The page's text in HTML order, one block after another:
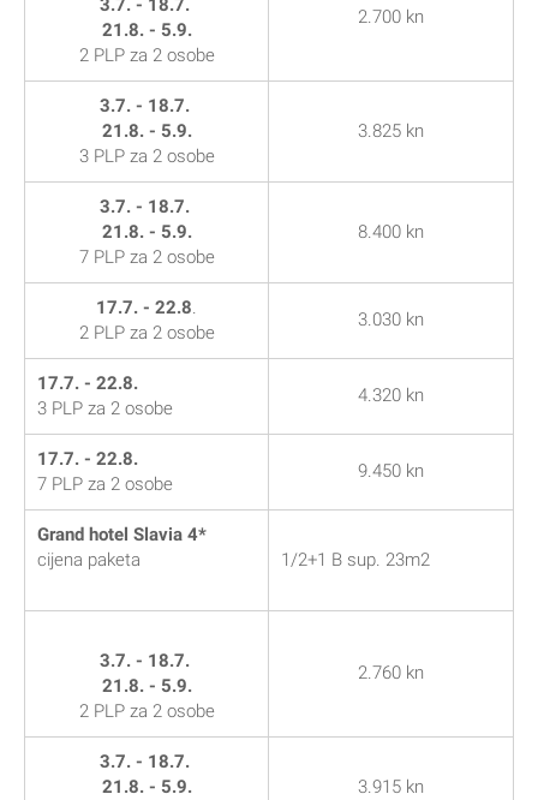
3.7. - 18.7.
21.8. - 5.9.
2 PLP za 2 osobe
2.700 kn
3.7. - 18.7.
21.8. - 5.9.
3 PLP za 2 osobe
3.825 kn
3.7. - 18.7.
21.8. - 5.9.
7 PLP za 2 osobe
8.400 kn
17.7. - 22.8.
2 PLP za 2 osobe
3.030 kn
17.7. - 22.8.
3 PLP za 2 osobe
4.320 kn
17.7. - 22.8.
7 PLP za 2 osobe
9.450 kn
Grand hotel Slavia 4*
cijena paketa
1/2+1 B sup. 23m2
3.7. - 18.7.
21.8. - 5.9.
2 PLP za 2 osobe
2.760 kn
3.7. - 18.7.
21.8. - 5.9.
3.915 kn